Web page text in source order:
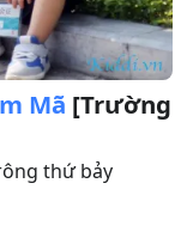
Mã [Trường
thứ bảy